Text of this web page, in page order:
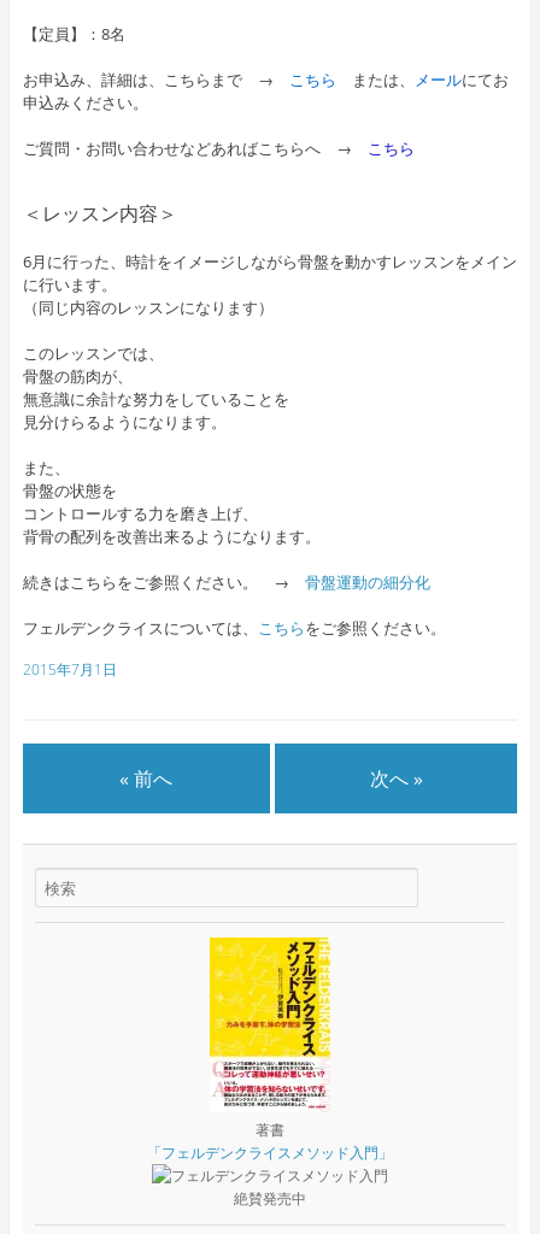
【定員】：8名
お申込み、詳細は、こちらまで → こちら または、 メールにてお
申込みください。
ご質問・お問い合わせなどあればこちらへ → こちら
＜レッスン内容＞
6月に行った、時計をイメージしながら骨盤を動かすレッスンをメイン
に行います。
（同じ内容のレッスンになります）
このレッスンでは、
骨盤の筋肉が、
無意識に余計な努力をしていることを
見分けらるようになります。
また、
骨盤の状態を
コントロールする力を磨き上げ、
背骨の配列を改善出来るようになります。
続きはこちらをご参照ください。 → 骨盤運動の細分化
フェルデンクライスについては、 こちらをご参照ください。
2015年7月1日
« 前へ 次へ »
著書
「フェルデンクライスメソッド入門」
絶賛発売中